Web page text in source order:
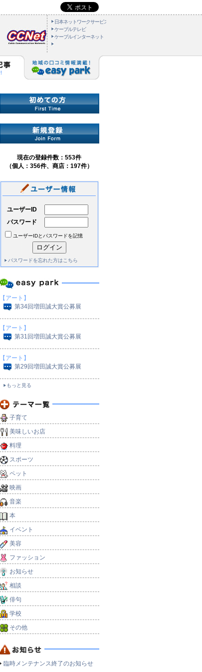
日本ネットワークサービス
ケーブルテレビ
ケーブルインターネット
現在の登録件数：553件
（個人：356件、商店：197件）
ユーザーID
パスワード
ユーザーIDとパスワードを記憶
パスワードを忘れた方はこちら
【アート】
第34回増田誠大賞公募展
【アート】
第31回増田誠大賞公募展
【アート】
第29回増田誠大賞公募展
もっと見る
子育て
美味しいお店
料理
スポーツ
ペット
映画
音楽
本
イベント
美容
ファッション
お知らせ
相談
俳句
学校
その他
臨時メンテナンス終了のお知らせ